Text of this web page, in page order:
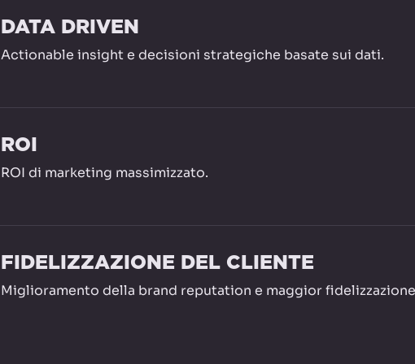
DATA DRIVEN
Actionable insight e decisioni strategiche basate sui dati.
ROI
ROI di marketing massimizzato.
FIDELIZZAZIONE DEL CLIENTE
Miglioramento della brand reputation e maggior